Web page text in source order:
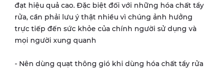
đạt hiệu quả cao. Đặc biệt đối với những hóa chất tẩy
rửa, cần phải lưu ý thật nhiều vì chúng ảnh hưởng
trực tiếp đến sức khỏe của chính người sử dụng và
mọi người xung quanh
- Nên dùng quạt thông gió khi dùng hóa chất tẩy rửa